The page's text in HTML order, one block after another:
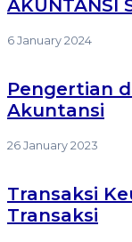
AKUNTANSI
6 January 2024
Pengertian
Akuntansi
26 January 2023
Transaksi
Transaksi